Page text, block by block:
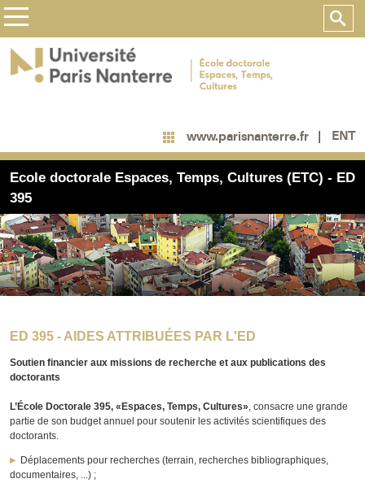
www.parisnanterre.fr ENT
Ecole doctorale Espaces, Temps, Cultures (ETC) - ED
395
ED 395 - AIDES ATTRIBUÉES PAR L'ED
Soutien financier aux missions de recherche et aux publications des
doctorants
L’École Doctorale 395, «Espaces, Temps, Cultures», consacre une grande
partie de son budget annuel pour soutenir les activités scientifiques des
doctorants.
Déplacements pour recherches (terrain, recherches bibliographiques,
documentaires, ...) ;